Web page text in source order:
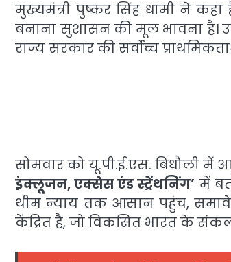
मुख्यमंत्री पुष्कर सिंह धामी ने कहा
बनाना सुशासन की मूल भावना है।
राज्य सरकार की सर्वोच्च
सोमवार को यू.पी.ई.एस. बिधौली में
इंक्लूजन, एक्सेस एंड स्ट्रेंथनिंग’ में
थीम न्याय तक आसान पहुंच,
केंद्रित है, जो विकसित भारत के